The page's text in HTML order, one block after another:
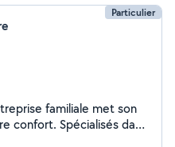
Particulier
familiale met son
confort. Spécialisés dans